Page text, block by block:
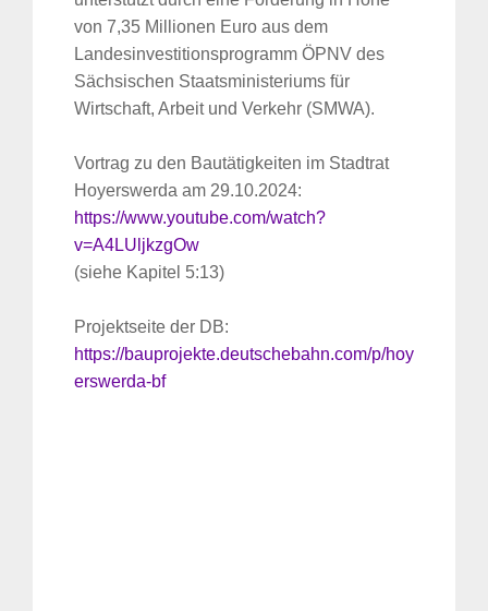
von 7,35 Millionen Euro aus dem
Landesinvestitionsprogramm ÖPNV des
Sächsischen Staatsministeriums für
Wirtschaft, Arbeit und Verkehr (SMWA).
Vortrag zu den Bautätigkeiten im Stadtrat
Hoyerswerda am 29.10.2024:
https://www.youtube.com/watch?
v=A4LUljkzgOw
(siehe Kapitel 5:13)
Projektseite der DB:
https://bauprojekte.deutschebahn.com/p/hoy
erswerda-bf